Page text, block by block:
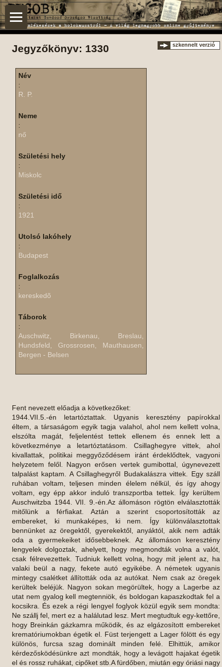
Jegyzőkönyv: 1330 szkennelt verzió
Név
:
R. P.
Neme
:
nő
Születési hely
:
Miskolc
Születési idő
:
1921
Utolsó lakóhely
:
Budapest
Foglalkozás
:
kereskedõ
Táborok
:
Auschwitz, Birkenau, Breslau,
Hundsfeld, Grossrosen, Mauthausen,
Bergen - Belsen
Fent nevezett előadja a következőket:
1944.VII.5.-én letartóztattak. Ugyanis keresztény papírokkal
éltem, a társaságom egyik tagja valahol, ahol nem kellett volna,
elszólta magát, feljelentést tettek ellenem és ennek lett a
következménye a letartóztatásom. Csillaghegyre vittek, ahol
kivallattak, politikai meggyőződésem iránt érdeklődtek, vagyoni
helyzetem felől. Nagyon erősen vertek gumibottal, úgynevezett
talpalást kaptam. A Csillaghegyről Budakalászra vittek. Egy száll
ruhában voltam, teljesen minden élelem nélkül, és így ahogy
voltam, egy épp akkor induló transzportba tettek. Így kerültem
Auschwitzba 1944. VII. 9.-én.Az állomáson rögtön elválasztották
mitőlünk a férfiakat. Aztán a szerint csoportosították az
embereket, ki munkaképes, ki nem. Így különválasztottak
bennünket az öregektől, gyerekektől, anyáktól, akik nem adták
oda a gyermekeiket idősebbeknek. Az állomáson keresztény
lengyelek dolgoztak, ahelyett, hogy megmondták volna a valót,
csak félrevezettek. Tudniuk kellett volna, hogy mit jelent az, ha
valaki beül a nagy, fekete autó egyikébe. A németek ugyanis
mintegy csalétket állították oda az autókat. Nem csak az öregek
kerültek beléjük. Nagyon sokan megörültek, hogy a Lagerbe az
utat nem gyalog kell megtenniök, és boldogan kapaszkodtak fel a
kocsikra. És ezek a régi lengyel foglyok közül egyik sem mondta:
Ne szállj fel, mert ez a halálutad lesz. Mert megtudtuk egy-kettőre,
hogy Breinkán gázkamra működik, és az elgázosított embereket
krematóriumokban égetik el. Füst terjengett a Lager fölött és egy
különös, furcsa szag dominált minden felé. Elhittük, amikor
kérdezősködésünkre azt mondták, hogy a levágott hajakat égetik
el és rossz ruhákat, cipőket stb.A fürdőben, miután egy óriási nagy